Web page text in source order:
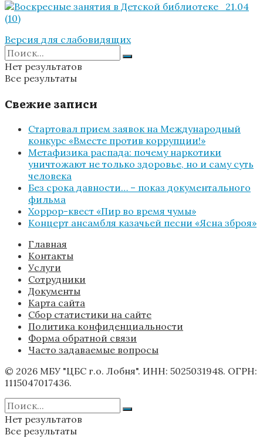
Версия для слабовидящих
Нет результатов
Все результаты
Свежие записи
Стартовал прием заявок на Международный
конкурс «Вместе против коррупции!»
Метафизика распада: почему наркотики
уничтожают не только здоровье, но и саму суть
человека
Без срока давности… – показ документального
фильма
Хоррор-квест «Пир во время чумы»
Концерт ансамбля казачьей песни «Ясна зброя»
Главная
Контакты
Услуги
Сотрудники
Документы
Карта сайта
Сбор статистики на сайте
Политика конфиденциальности
Форма обратной связи
Часто задаваемые вопросы
© 2026 МБУ "ЦБС г.о. Лобня". ИНН: 5025031948. ОГРН:
1115047017436.
Нет результатов
Все результаты